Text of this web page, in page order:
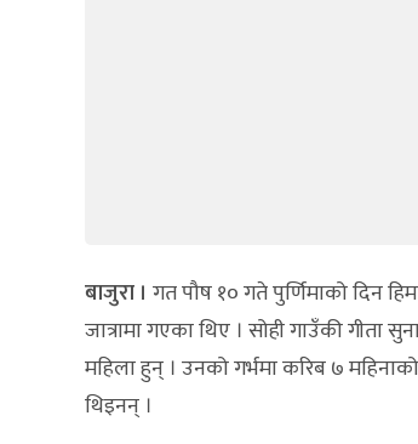
बाजुरा । गत पौष १० गते पुर्णिमाको दिन
जात्रामा गएका थिए । सोही गाउँकी गीता
महिला हुन् । उनको गर्भमा करिब ७
थिइनन् ।